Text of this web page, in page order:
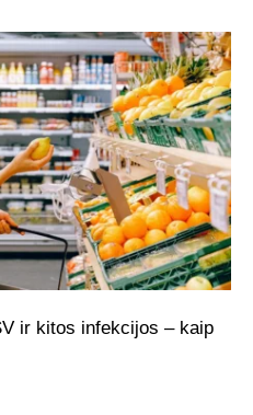
ir kitos infekcijos – kaip